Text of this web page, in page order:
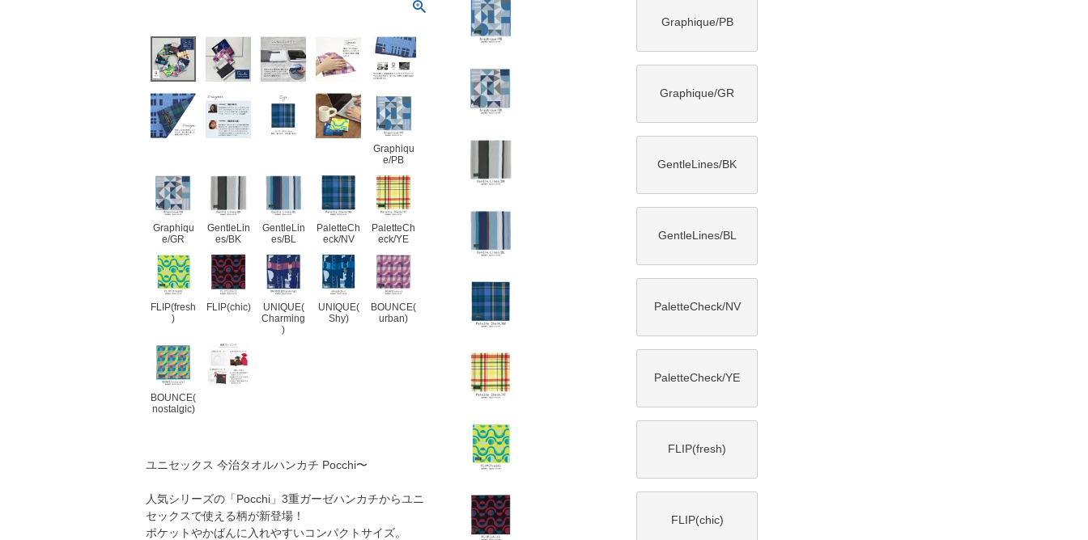
Graphiqu
e/PB
Graphiqu
e/GR
GentleLin
es/BK
GentleLin
es/BL
PaletteCh
eck/NV
PaletteCh
eck/YE
FLIP(fresh
)
FLIP(chic)
UNIQUE(
Charming
)
UNIQUE(
Shy)
BOUNCE(
urban)
BOUNCE(
nostalgic)
ユニセックス 今治タオルハンカチ Pocchi〜
人気シリーズの「Pocchi」3重ガーゼハンカチからユニ
セックスで使える柄が新登場！
ポケットやかばんに入れやすいコンパクトサイズ。
Graphique/PB
Graphique/GR
GentleLines/BK
GentleLines/BL
PaletteCheck/NV
PaletteCheck/YE
FLIP(fresh)
FLIP(chic)